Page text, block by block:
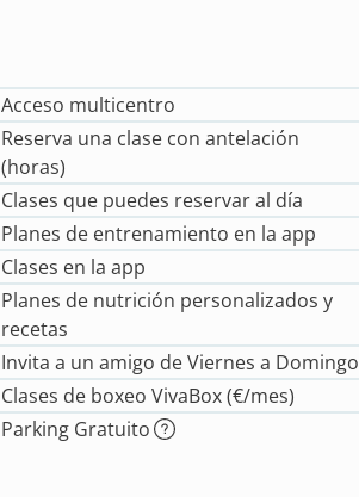
Acceso multicentro
Reserva una clase con antelación
(horas)
Clases que puedes reservar al día
Planes de entrenamiento en la app
Clases en la app
Planes de nutrición personalizados y
recetas
Invita a un amigo de Viernes a Domingo
Clases de boxeo VivaBox (€/mes)
Parking Gratuito